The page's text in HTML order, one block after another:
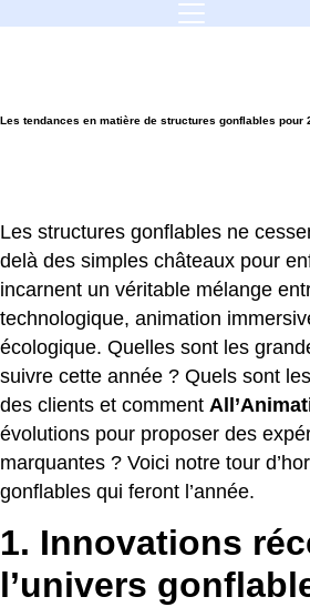
Les tendances en matière de
Les tendances en matière de structures gonflables pour
Les structures gonflables ne
delà des simples châteaux pour
incarnent un véritable mélange
technologique, animation
écologique. Quelles sont les
suivre cette année ? Quels sont
des clients et comment
évolutions pour proposer des
marquantes ? Voici notre tour
gonflables qui feront l’année.
1. Innovations
l’univers